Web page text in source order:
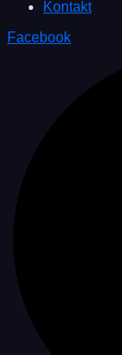
Kontakt
Facebook